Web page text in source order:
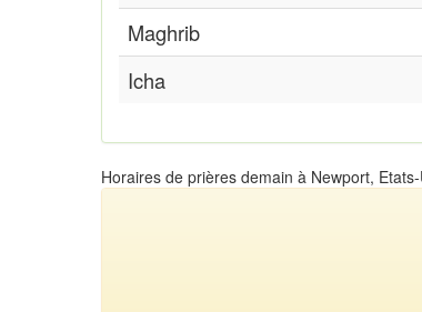
Maghrib
Icha
Horaires de prières demain à Newport,